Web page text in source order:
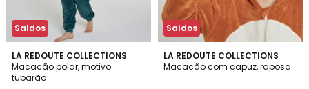
Saldos
LA REDOUTE COLLECTIONS
Macacão polar, motivo
tubarão
4,6
/ 5
Saldos
LA REDOUTE COLLECTIONS
Macacão com capuz, raposa
4,7
/ 5